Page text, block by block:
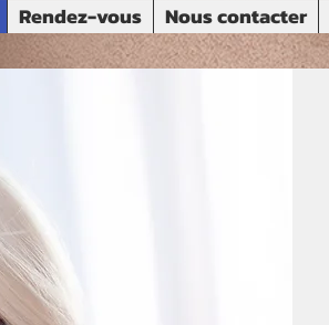
Rendez-vous Nous contacter